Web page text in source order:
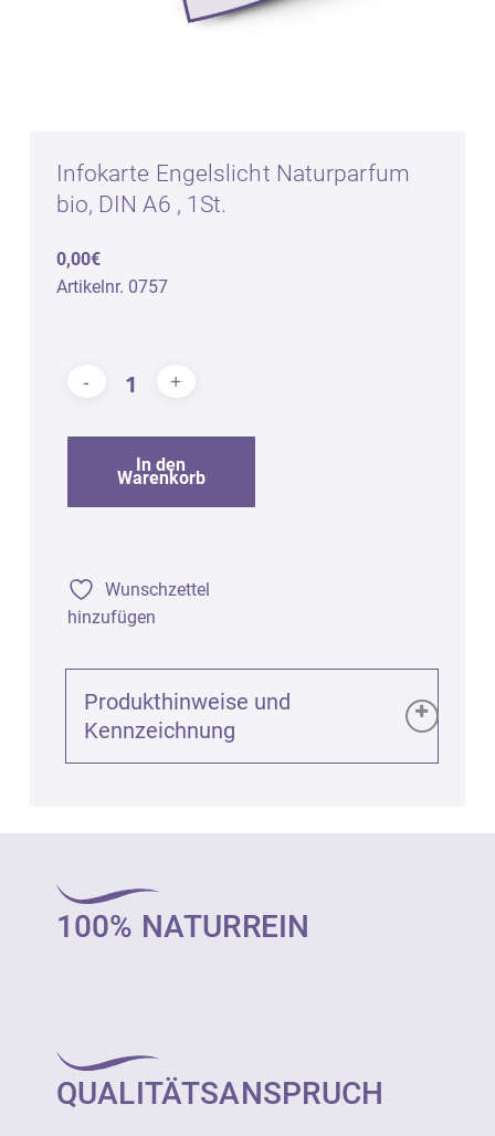
Infokarte Engelslicht Naturparfum
bio, DIN A6 , 1St.
0,00€
Artikelnr. 0757
In den
Warenkorb
Wunschzettel
hinzufügen
Produkthinweise und
Kennzeichnung
Art. 0757
Hersteller:
Neumond - Düfte der Natur GmbH
100% NATURREIN
QUALITÄTSANSPRUCH